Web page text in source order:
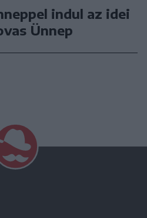
indul az idei
Ünnep